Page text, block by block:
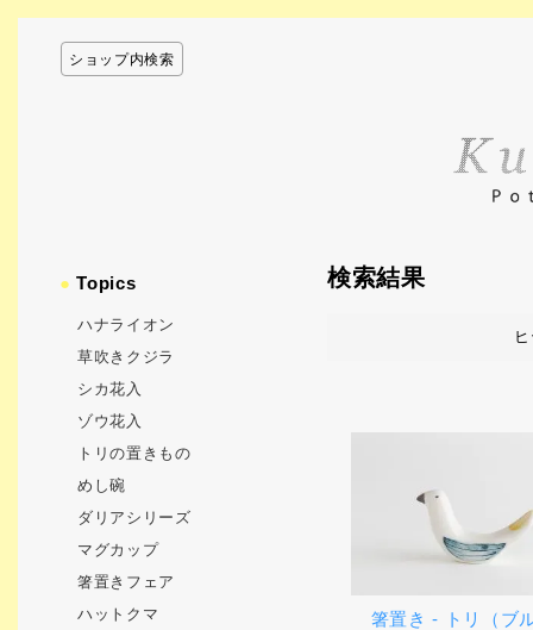
ショップ内検索
検索結果
箸置き - トリ（ブ
●Topics
ハナライオン
草吹きクジラ
シカ花入
ゾウ花入
トリの置きもの
めし碗
ダリアシリーズ
マグカップ
箸置きフェア
ハットクマ